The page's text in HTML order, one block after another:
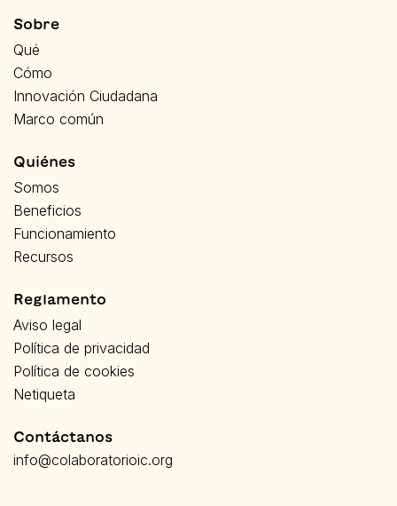
Sobre
Qué
Cómo
Innovación Ciudadana
Marco común
Quiénes
Somos
Beneficios
Funcionamiento
Recursos
Reglamento
Aviso legal
Política de privacidad
Política de cookies
Netiqueta
Contáctanos
info@colaboratorioic.org